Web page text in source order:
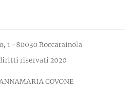
1 -80030 Roccarainola
riservati 2020
COVONE